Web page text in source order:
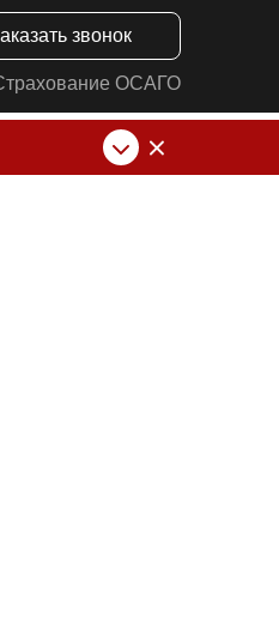
звонок
ОСАГО